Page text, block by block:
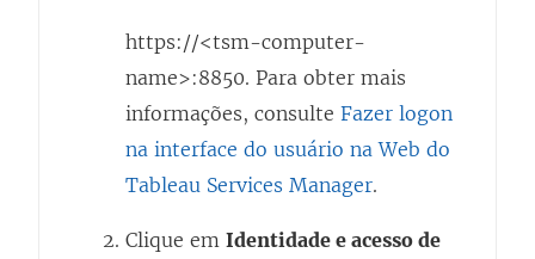
https://<tsm-computer-
name>:8850. Para obter mais
informações, consulte Fazer logon
na interface do usuário na Web do
Tableau Services Manager.
Clique em Identidade e acesso de